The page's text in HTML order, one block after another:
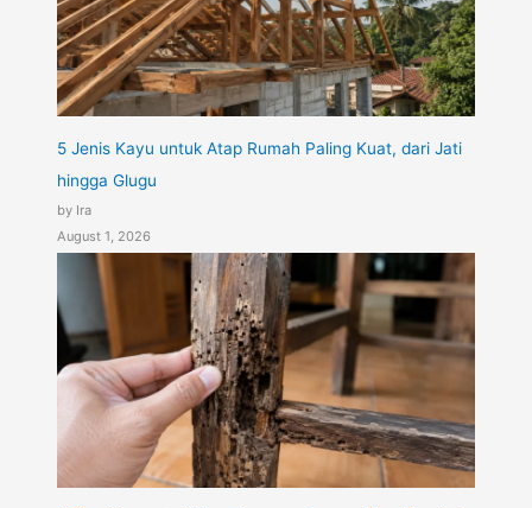
5 Jenis Kayu untuk Atap Rumah Paling Kuat, dari Jati
hingga Glugu
by Ira
August 1, 2026